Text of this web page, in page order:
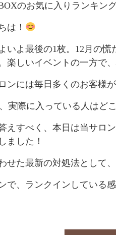
のお気に入りランキン
は！
いよ最後の1枚。12月の
しいイベントの一方で、
ンには毎日多くのお客様
実際に入っている人はど
えすべく、本日は当サロ
ました！
せた最新の対処法として
で、ランクインしている